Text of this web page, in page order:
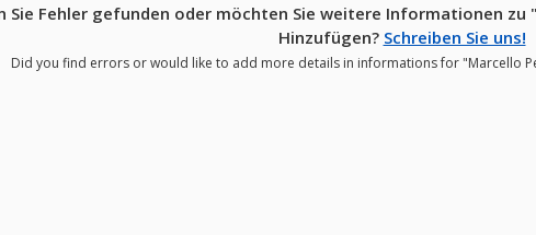
Sie Fehler gefunden oder möchten Sie weitere Informationen
Hinzufügen? Schreiben Sie uns!
Did you find errors or would like to add more details in informations for "Marcello